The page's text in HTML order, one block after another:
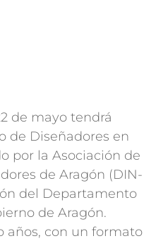
de mayo tendrá
de Diseñadores en
por la Asociación de
de Aragón (DIN-
del Departamento
de Aragón.
años, con un formato